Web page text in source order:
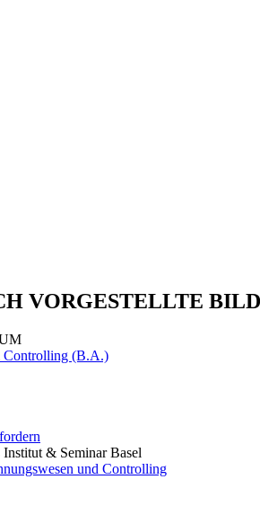
VORGESTELLTE
Controlling (B.A.)
& Seminar Basel
und Controlling